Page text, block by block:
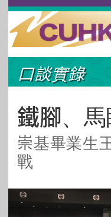
主頁 | ENG |
頭條
社創薈動
藝士匹靈
所有主題
口談實錄
鐵腳、
崇基畢業生
戰